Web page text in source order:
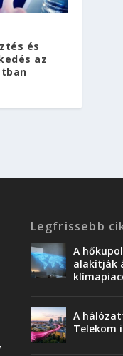
és
az
Legfrissebb
A
alakítják
A
Telekom